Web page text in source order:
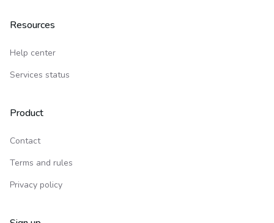
Resources
Help center
Services status
Product
Contact
Terms and rules
Privacy policy